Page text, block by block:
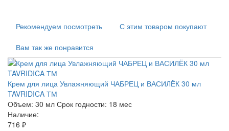
Рекомендуем посмотреть С этим товаром покупают
Вам так же понравится
Крем для лица Увлажняющий ЧАБРЕЦ и ВАСИЛЁК 30 мл
TAVRIDICA ТМ
Объем: 30 мл Срок годности: 18 мес
Наличие:
716 ₽